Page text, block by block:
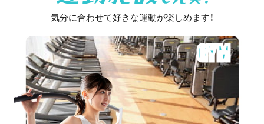
気分に合わせて好きな運動が楽しめます！
GYM